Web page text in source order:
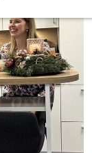
Funktion